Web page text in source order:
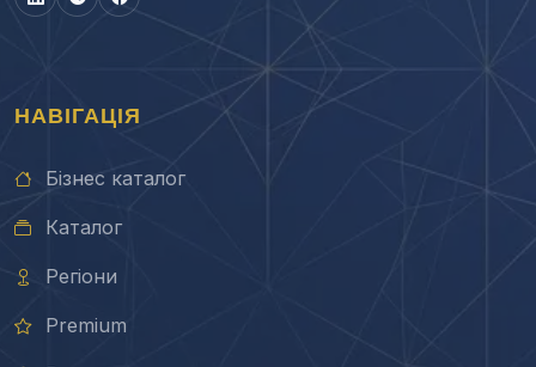
НАВІГАЦІЯ
Бізнес каталог
Каталог
Регіони
Premium